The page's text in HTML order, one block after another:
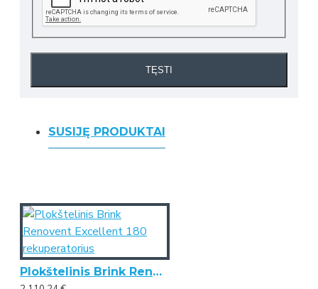
TĘSTI
SUSIJĘ PRODUKTAI
Plokštelinis Brink Renovent Excellent 180 rekuperatorius